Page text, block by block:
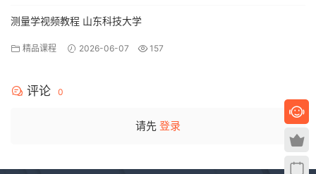
测量学视频教程 山东科技大学
精品课程 2026-06-07 157
评论 0
请先 登录